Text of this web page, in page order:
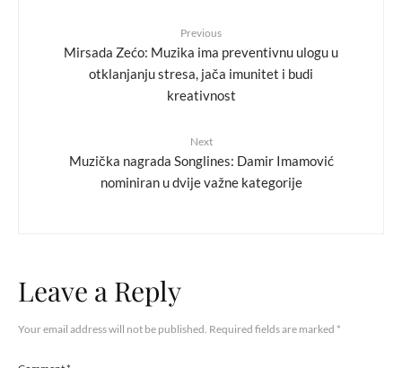
Previous
Mirsada Zećo: Muzika ima preventivnu ulogu u
otklanjanju stresa, jača imunitet i budi
kreativnost
Next
Muzička nagrada Songlines: Damir Imamović
nominiran u dvije važne kategorije
Leave a Reply
Your email address will not be published. Required fields are marked *